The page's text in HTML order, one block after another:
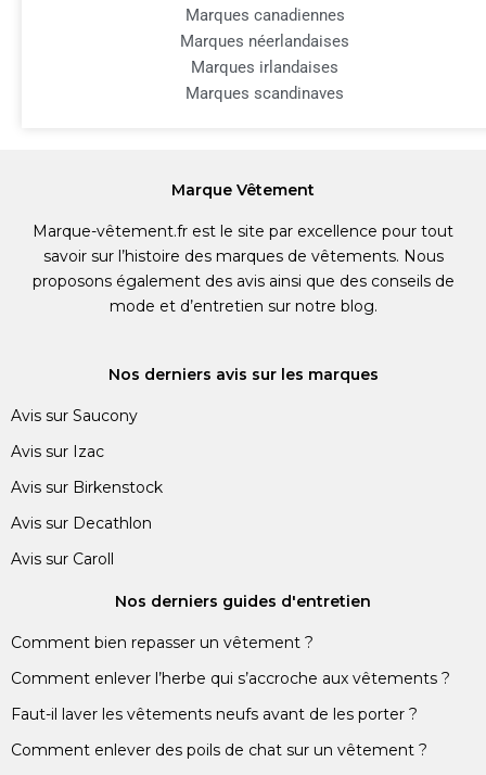
Marques canadiennes
Marques néerlandaises
Marques irlandaises
Marques scandinaves
Marque Vêtement
Marque-vêtement.fr est le site par excellence pour tout
savoir sur l’histoire des marques de vêtements. Nous
proposons également des avis ainsi que des conseils de
mode et d’entretien sur notre blog.
Nos derniers avis sur les marques
Avis sur Saucony
Avis sur Izac
Avis sur Birkenstock
Avis sur Decathlon
Avis sur Caroll
Nos derniers guides d'entretien
Comment bien repasser un vêtement ?
Comment enlever l’herbe qui s’accroche aux vêtements ?
Faut-il laver les vêtements neufs avant de les porter ?
Comment enlever des poils de chat sur un vêtement ?